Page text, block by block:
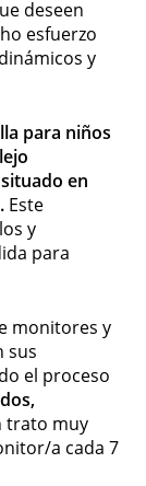
deseen
esfuerzo
y
para niños
en
Este
y
para
monitores y
sus
el proceso
trato muy
a cada 7